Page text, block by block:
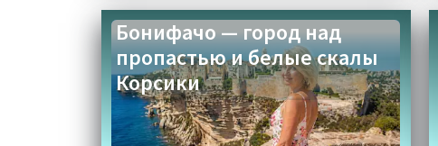
Бонифачо — город над
пропастью и белые скалы
Корсики